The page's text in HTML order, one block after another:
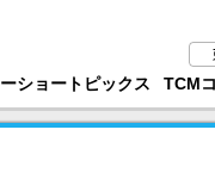
ーショートピックス TCM